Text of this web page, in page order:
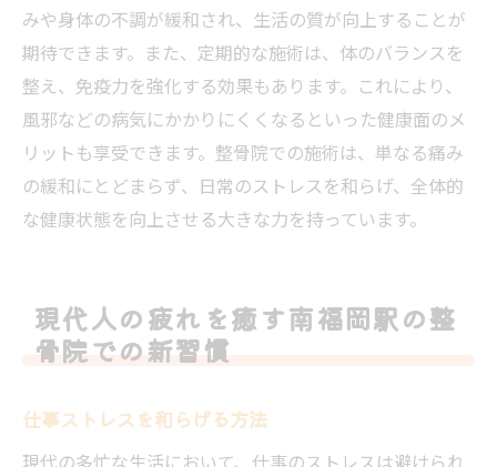
みや身体の不調が緩和され、生活の質が向上することが
期待できます。また、定期的な施術は、体のバランスを
整え、免疫力を強化する効果もあります。これにより、
風邪などの病気にかかりにくくなるといった健康面のメ
リットも享受できます。整骨院での施術は、単なる痛み
の緩和にとどまらず、日常のストレスを和らげ、全体的
な健康状態を向上させる大きな力を持っています。
現代人の疲れを癒す南福岡駅の整
骨院での新習慣
仕事ストレスを和らげる方法
現代の多忙な生活において、仕事のストレスは避けられ